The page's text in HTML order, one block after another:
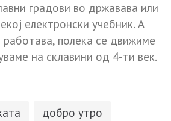
градови во државава или
електронски учебник. А
полека се движиме
на cклавини од 4-ти век.
добро утро